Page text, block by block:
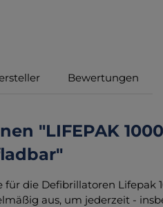
Bewertungen
"LIFEPAK
die Defibrillatoren Lifepak
aus, um jederzeit -